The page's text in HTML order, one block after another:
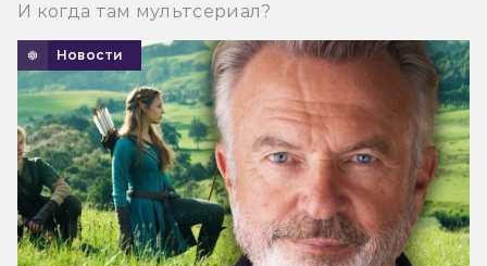
И когда там мультсериал?
Новости